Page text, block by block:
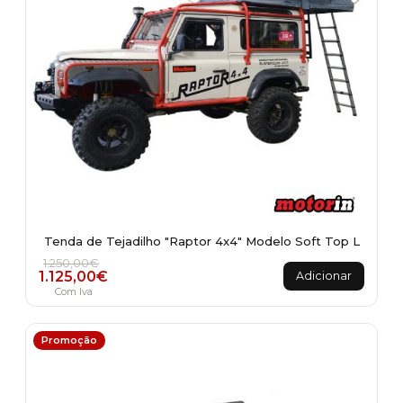
Tenda de Tejadilho "Raptor 4x4" Modelo Soft Top L
1.250,00€
O preço original era: 1.250,00€.
1.125,00€
O preço atual é: 1.125,00€.
Com Iva
Adicionar
Promoção